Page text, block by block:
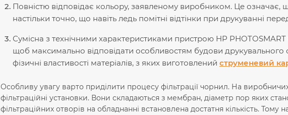
Повністю відповідає кольору, заявленому виробником. Це означає,
настільки точно, що навіть ледь помітні відтінки при друкуванні
Сумісна з технічними характеристиками пристрою HP
щоб максимально відповідати особливостям будови
фізичні властивості матеріалів, з яких виготовлений струменевий
Особливу увагу варто приділити процесу фільтрації чорнил. На
фільтраційні установки. Вони складаються з мембран, діаметр пор яких
фільтраційних отворів на обладнанні встановлена достатня кількість. Тому